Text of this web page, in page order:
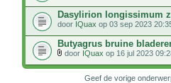
Dasylirion longissimum
door IQuax op 03 sep 2023
Butyagrus bruine
door IQuax op 16 jul 2023
Geef de vorige